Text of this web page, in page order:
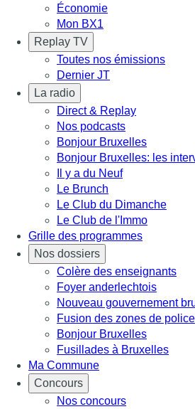
Économie
Mon BX1
Replay TV
Toutes nos émissions
Dernier JT
La radio
Direct & Replay
Nos podcasts
Bonjour Bruxelles
Bonjour Bruxelles: les
Il y a du Neuf
Le Brunch
Le Club du Dimanche
Le Club de l'Immo
Grille des programmes
Nos dossiers
Colère des enseignants
Foyer anderlechtois
Nouveau gouvernement
Fusion des zones de police
Bonjour Bruxelles
Fusillades à Bruxelles
Ma Commune
Concours
Nos concours